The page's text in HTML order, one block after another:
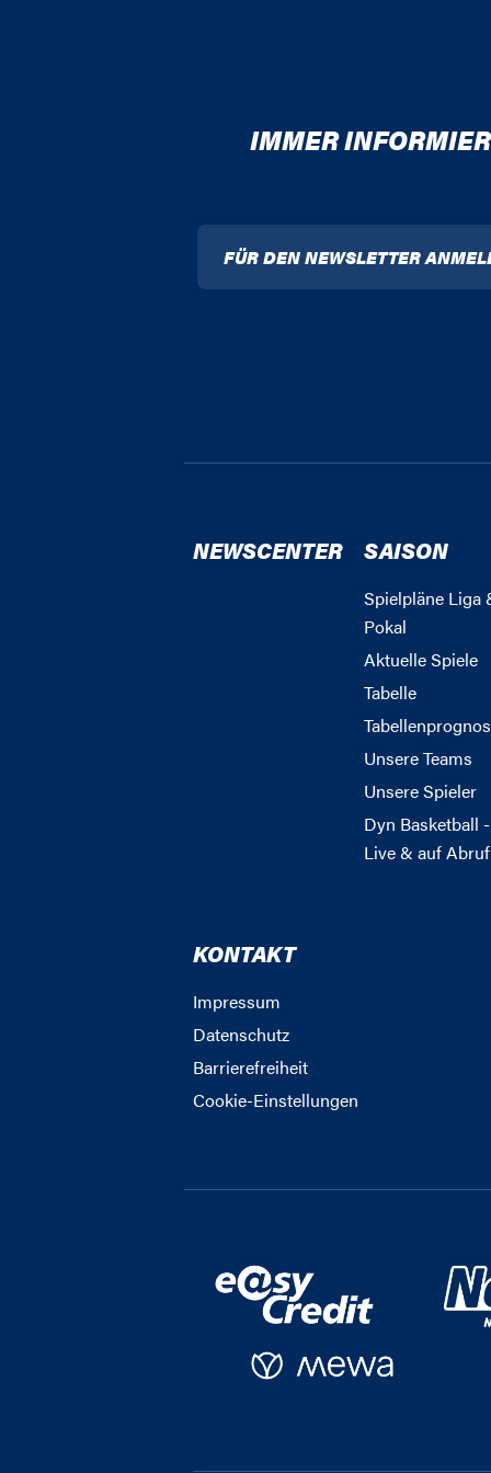
IMMER
FÜR DEN NEWSLETTER
NEWSCENTER SAISON
Spielpläne Liga
Pokal
Aktuelle Spiele
Tabelle
Unsere Teams
Unsere Spieler
Dyn Basketball -
Live & auf Abruf
KONTAKT
Impressum
Datenschutz
Barrierefreiheit
Cookie-Einstellungen